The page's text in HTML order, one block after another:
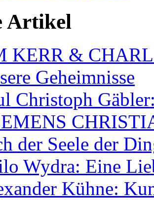
Artikel
KERR &
Geheimnisse
Christoph
der Seele der
Wydra: Eine
Kühne: